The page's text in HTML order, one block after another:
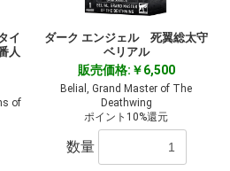
イ
人
of
ダーク エンジェル 死翼総太守
ベリアル
販売価格:￥6,500
Belial, Grand Master of The
Deathwing
ポイント10%還元
数量